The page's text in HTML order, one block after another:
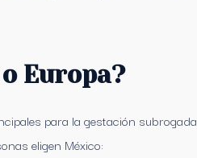
Europa?
para la gestación subrogada,
eligen México: